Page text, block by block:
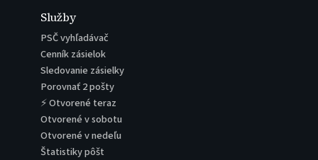
Služby
PSČ vyhľadávač
Cenník zásielok
Sledovanie zásielky
Porovnať 2 pošty
⚡ Otvorené teraz
Otvorené v sobotu
Otvorené v nedeľu
Štatistiky pôšt